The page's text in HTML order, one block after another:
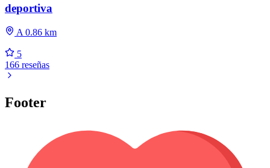
deportiva
A 0.86 km
5
166 reseñas
Footer